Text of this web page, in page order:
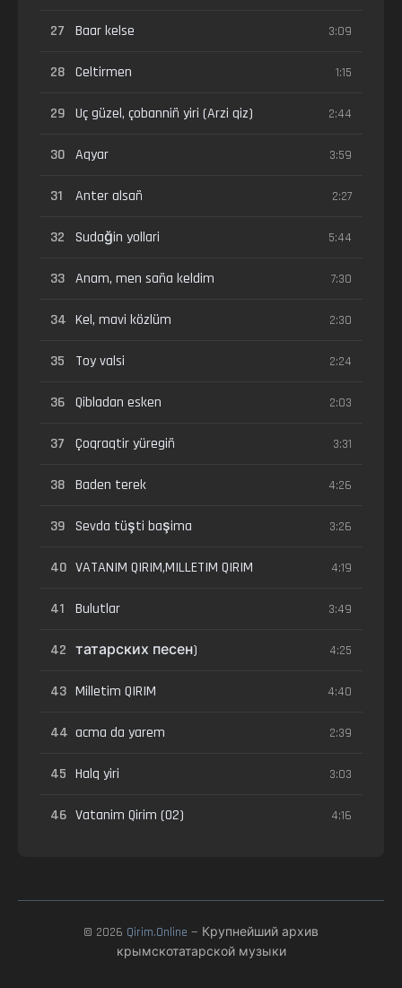
27 Baar kelse 3:09
28 Celtirmen 1:15
29 Uç güzel, çobanniñ yiri (Arzi qiz) 2:44
30 Aqyar 3:59
31 Anter alsañ 2:27
32 Sudağin yollari 5:44
33 Anam, men saña keldim 7:30
34 Kel, mavi közlüm 2:30
35 Toy valsi 2:24
36 Qibladan esken 2:03
37 Çoqraqtir yüregiñ 3:31
38 Baden terek 4:26
39 Sevda tüşti başima 3:26
40 VATANIM QIRIM,MILLETIM QIRIM 4:19
41 Bulutlar 3:49
42 татарских песен) 4:25
43 Milletim QIRIM 4:40
44 acma da yarem 2:39
45 Halq yiri 3:03
46 Vatanim Qirim (02) 4:16
© 2026 Qirim.Online — Крупнейший архив
крымскотатарской музыки